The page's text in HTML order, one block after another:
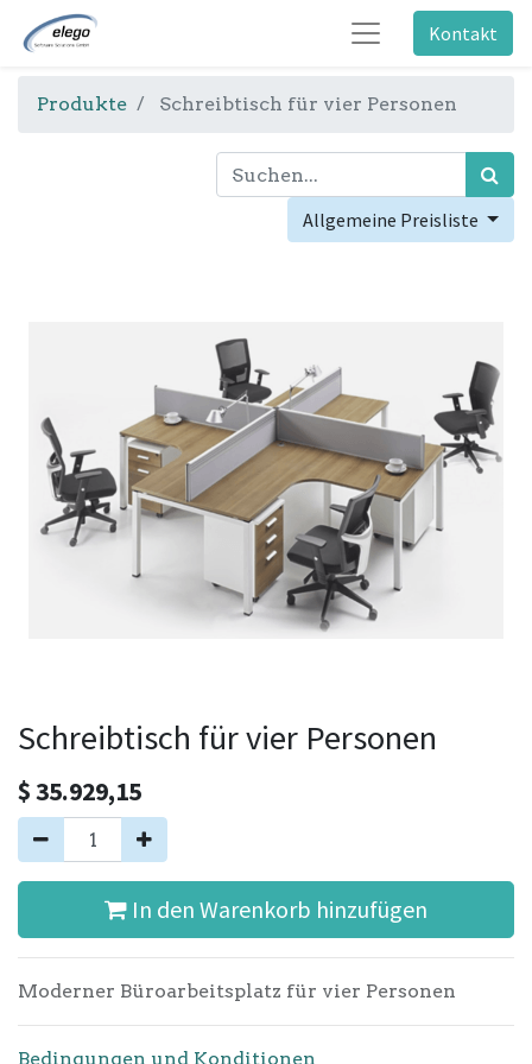
Kontakt
Produkte Schreibtisch für vier Personen
Allgemeine Preisliste
Schreibtisch für vier Personen
$35.929,15
In den Warenkorb hinzufügen
Moderner Büroarbeitsplatz für vier Personen
Bedingungen und Konditionen